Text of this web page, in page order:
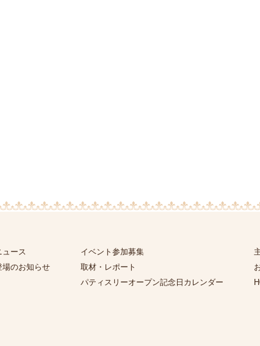
ュース
場のお知らせ
イベント参加募集
取材・レポート
パティスリーオープン記念日カレンダー